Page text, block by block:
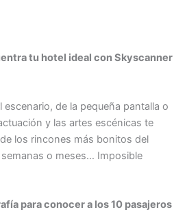
tu hotel ideal con Skyscanner
escenario, de la pequeña pantalla o
y las artes escénicas te
los rincones más bonitos del
o meses… Imposible
para conocer a los 10 pasajeros